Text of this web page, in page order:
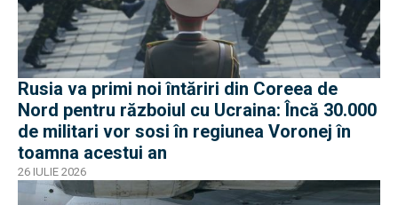
Rusia va primi noi întăriri din Coreea de
Nord pentru războiul cu Ucraina: Încă 30.000
de militari vor sosi în regiunea Voronej în
toamna acestui an
26 IULIE 2026